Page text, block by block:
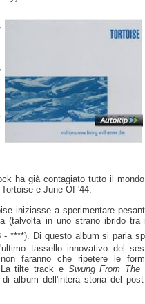
ha già contagiato tutto il
e June Of '44.
iniziasse a sperimentare
(talvolta in uno strano ibrido tra
- ****). Di questo album si parla
tassello innovativo del
faranno che ripetere le
tilte track e Swung From The
album dell'intera storia del